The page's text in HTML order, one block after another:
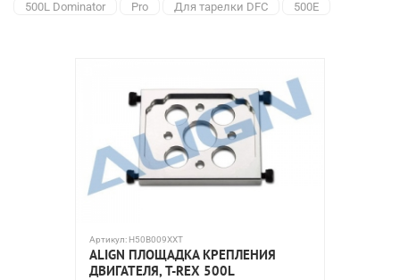
500L Dominator Pro Для тарелки DFC 500E
Артикул: H50B009XXT
ALIGN ПЛОЩАДКА КРЕПЛЕНИЯ
ДВИГАТЕЛЯ, T-REX 500L